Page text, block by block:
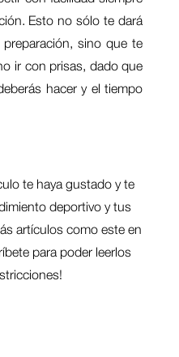
Esto no sólo te dará
sino que te
ir con prisas, dado que
hacer y el tiempo
te haya gustado y te
deportivo y tus
artículos como este en
para poder leerlos